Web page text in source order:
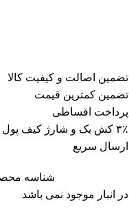
تضمین اصالت و کیفیت کالا
تضمین کمترین قیمت
پرداخت اقساطی
۳٪ کش بک و شارژ کیف پول
ارسال سریع
شناسه
در انبار موجود نمی باشد